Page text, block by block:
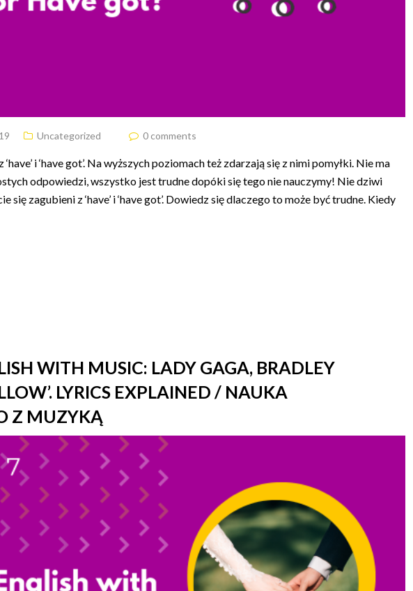
Uncategorized 0 comments
i ‘have got’. Na wyższych poziomach też zdarzają się z nimi pomyłki. Nie ma
odpowiedzi, wszystko jest trudne dopóki się tego nie nauczymy! Nie dziwi
się zagubieni z ‘have’ i ‘have got’. Dowiedz się dlaczego to może być trudne. Kiedy
WITH MUSIC: LADY GAGA, BRADLEY
LYRICS EXPLAINED / NAUKA
Z MUZYKĄ